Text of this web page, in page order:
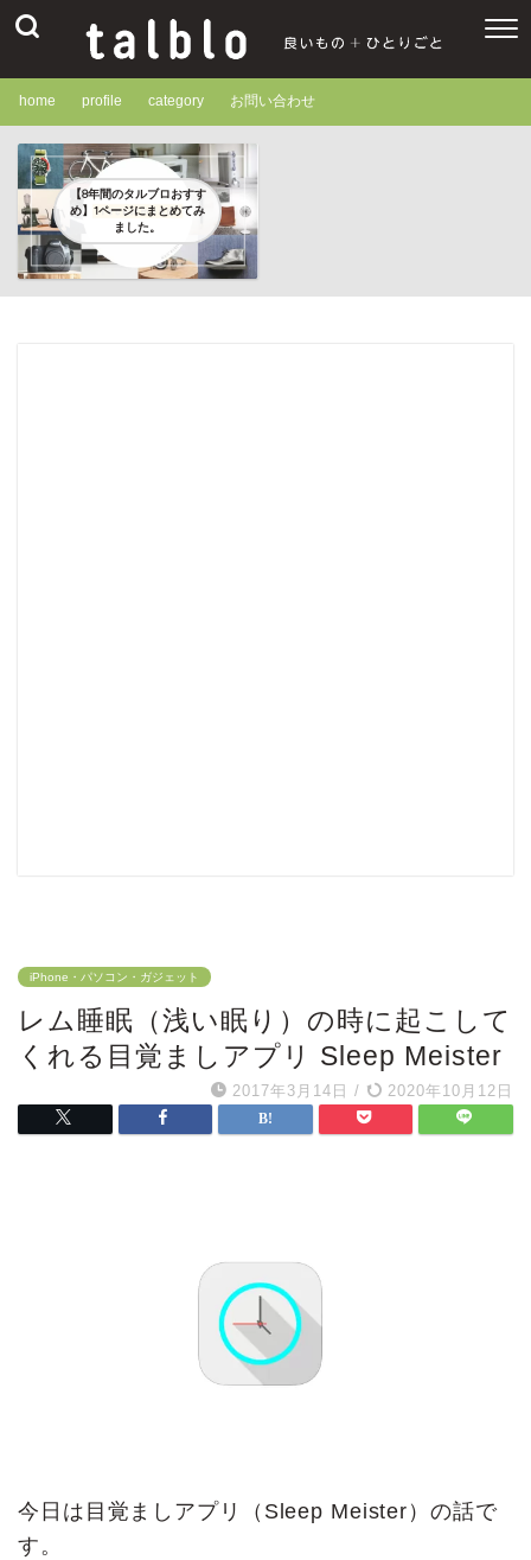
home profile category お問い合わせ
【8年間のタルブロおすす
め】1ページにまとめてみ
ました。
iPhone・パソコン・ガジェット
レム睡眠（浅い眠り）の時に起こして
くれる目覚ましアプリ Sleep Meister
2017年3月14日 / 2020年10月12日
今日は目覚ましアプリ（Sleep Meister）の話で
す。